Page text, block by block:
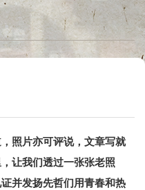
照片亦可评说，文章写就
让我们透过一张张老照
并发扬先哲们用青春和热